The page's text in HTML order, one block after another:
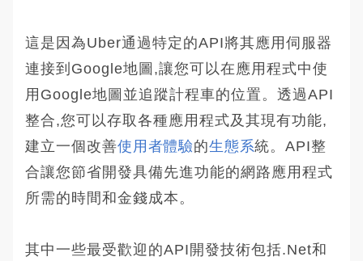
這是因為Uber通過特定的API將其應用伺服器
連接到Google地圖,讓您可以在應用程式中使
用Google地圖並追蹤計程車的位置。透過API
整合,您可以存取各種應用程式及其現有功能,
建立一個改善使用者體驗的生態系統。API整
合讓您節省開發具備先進功能的網路應用程式
所需的時間和金錢成本。
其中一些最受歡迎的API開發技術包括.Net和